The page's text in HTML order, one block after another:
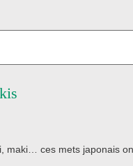
maki… ces mets japonais